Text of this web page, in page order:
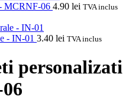
MCRNF-06 4.90 lei TVA inclus
- IN-01 3.40 lei TVA inclus
personalizati